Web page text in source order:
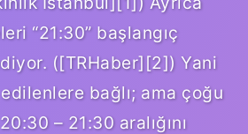
“21:30” başlangıç
([TRHaber][2]) Yani
bağlı; ama çoğu
– 21:30 aralığını